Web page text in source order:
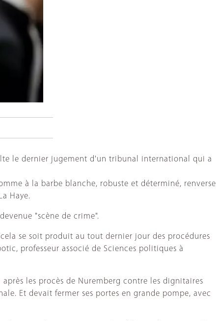
le dernier jugement d'un tribunal international qui a
à la barbe blanche, robuste et déterminé, renverse
Haye.
"scène de crime".
se soit produit au tout dernier jour des procédures
professeur associé de Sciences politiques à
les procès de Nuremberg contre les dignitaires
Et devait fermer ses portes en grande pompe, avec